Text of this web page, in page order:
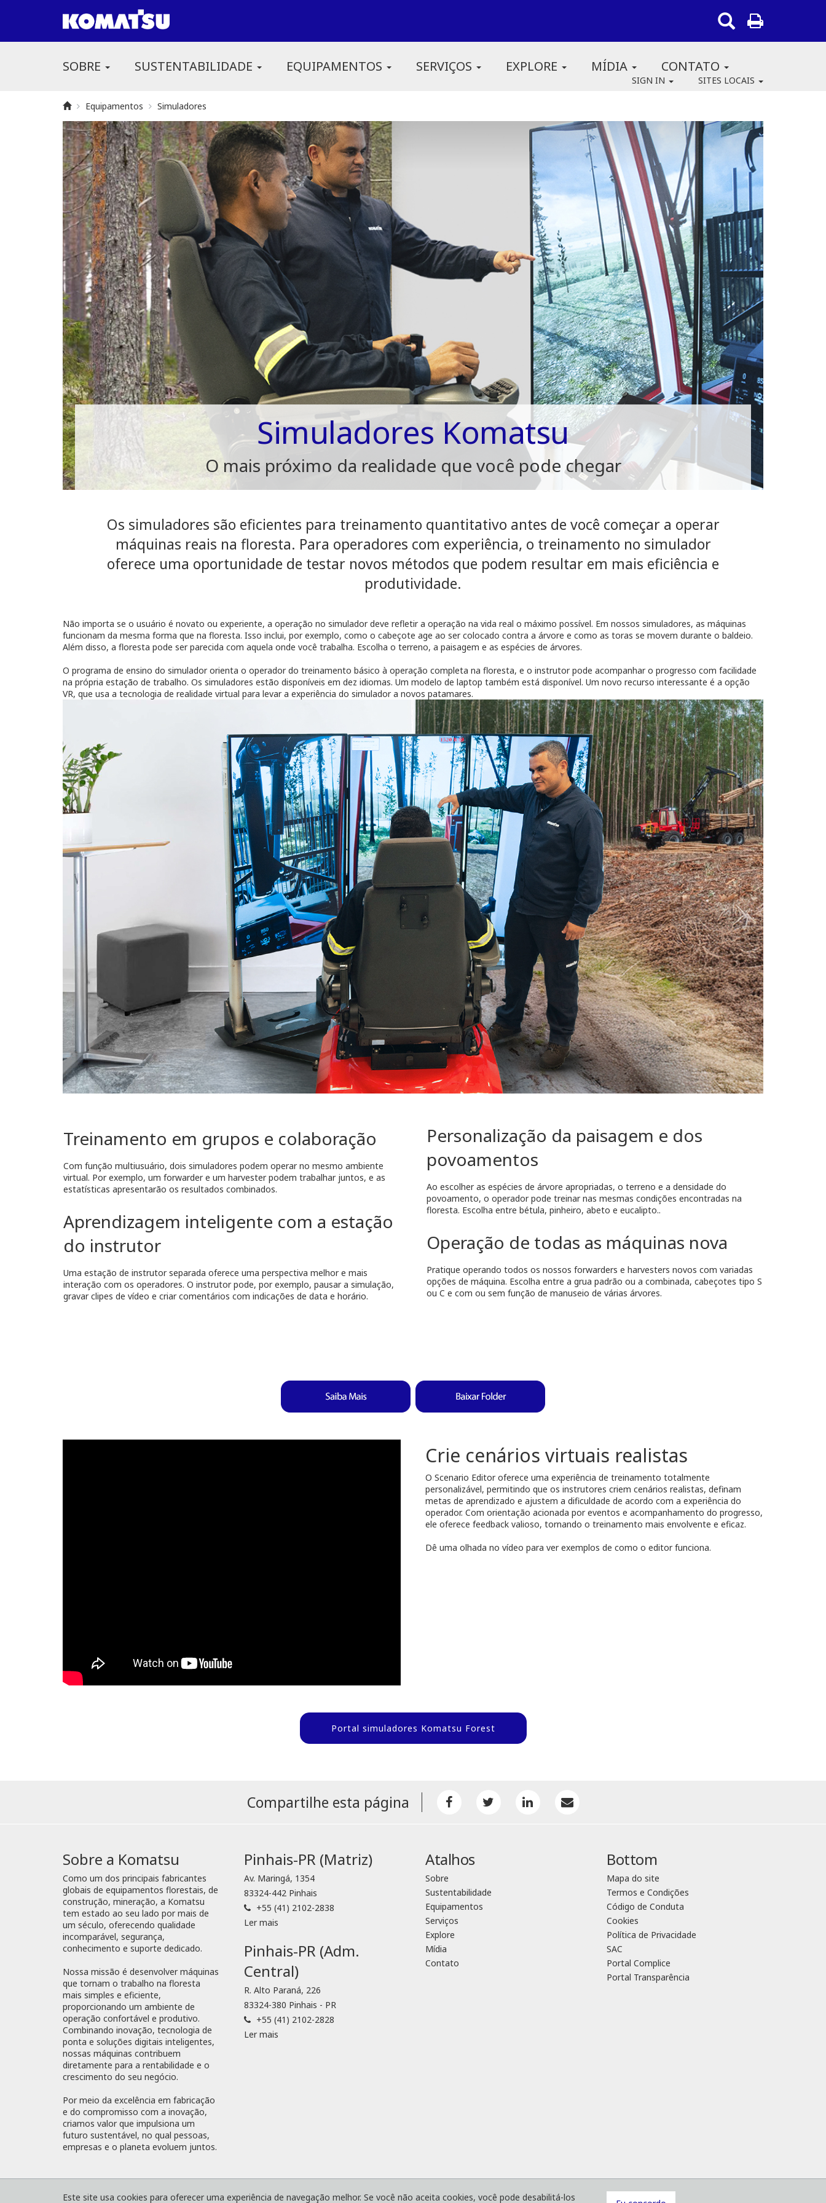
SOBRE SUSTENTABILIDADE EQUIPAMENTOS SERVIÇOS EXPLORE MÍDIA CONTATO
SIGN IN SITES LOCAIS
Equipamentos Simuladores
Simuladores Komatsu
O mais próximo da realidade que você pode chegar
Os simuladores são eficientes para treinamento quantitativo antes de você começar a operar
máquinas reais na floresta. Para operadores com experiência, o treinamento no simulador
oferece uma oportunidade de testar novos métodos que podem resultar em mais eficiência e
produtividade.
Não importa se o usuário é novato ou experiente, a operação no simulador deve refletir a operação na vida real o máximo possível. Em nossos simuladores, as máquinas
funcionam da mesma forma que na floresta. Isso inclui, por exemplo, como o cabeçote age ao ser colocado contra a árvore e como as toras se movem durante o baldeio.
Além disso, a floresta pode ser parecida com aquela onde você trabalha. Escolha o terreno, a paisagem e as espécies de árvores.
O programa de ensino do simulador orienta o operador do treinamento básico à operação completa na floresta, e o instrutor pode acompanhar o progresso com facilidade
na própria estação de trabalho. Os simuladores estão disponíveis em dez idiomas. Um modelo de laptop também está disponível. Um novo recurso interessante é a opção
VR, que usa a tecnologia de realidade virtual para levar a experiência do simulador a novos patamares.
Treinamento em grupos e colaboração
Com função multiusuário, dois simuladores podem operar no mesmo ambiente
virtual. Por exemplo, um forwarder e um harvester podem trabalhar juntos, e as
estatísticas apresentarão os resultados combinados.
Aprendizagem inteligente com a estação
do instrutor
Uma estação de instrutor separada oferece uma perspectiva melhor e mais
interação com os operadores. O instrutor pode, por exemplo, pausar a simulação,
gravar clipes de vídeo e criar comentários com indicações de data e horário.
Personalização da paisagem e dos
povoamentos
Ao escolher as espécies de árvore apropriadas, o terreno e a densidade do
povoamento, o operador pode treinar nas mesmas condições encontradas na
floresta. Escolha entre bétula, pinheiro, abeto e eucalipto..
Operação de todas as máquinas nova
Pratique operando todos os nossos forwarders e harvesters novos com variadas
opções de máquina. Escolha entre a grua padrão ou a combinada, cabeçotes tipo S
ou C e com ou sem função de manuseio de várias árvores.
Crie cenários virtuais realistas
O Scenario Editor oferece uma experiência de treinamento totalmente
personalizável, permitindo que os instrutores criem cenários realistas, definam
metas de aprendizado e ajustem a dificuldade de acordo com a experiência do
operador. Com orientação acionada por eventos e acompanhamento do progresso,
ele oferece feedback valioso, tornando o treinamento mais envolvente e eficaz.
Dê uma olhada no vídeo para ver exemplos de como o editor funciona.
Portal simuladores Komatsu Forest
Compartilhe esta página
Sobre a Komatsu
Como um dos principais fabricantes
globais de equipamentos florestais, de
construção, mineração, a Komatsu
tem estado ao seu lado por mais de
um século, oferecendo qualidade
incomparável, segurança,
conhecimento e suporte dedicado.
Nossa missão é desenvolver máquinas
que tornam o trabalho na floresta
mais simples e eficiente,
proporcionando um ambiente de
operação confortável e produtivo.
Combinando inovação, tecnologia de
ponta e soluções digitais inteligentes,
nossas máquinas contribuem
diretamente para a rentabilidade e o
crescimento do seu negócio.
Por meio da excelência em fabricação
e do compromisso com a inovação,
criamos valor que impulsiona um
futuro sustentável, no qual pessoas,
empresas e o planeta evoluem juntos.
Pinhais-PR (Matriz)
Av. Maringá, 1354
83324-442 Pinhais
+55 (41) 2102-2838
Ler mais
Pinhais-PR (Adm.
Central)
R. Alto Paraná, 226
83324-380 Pinhais - PR
+55 (41) 2102-2828
Ler mais
Atalhos
Sobre
Sustentabilidade
Equipamentos
Serviços
Explore
Mídia
Contato
Bottom
Mapa do site
Termos e Condições
Código de Conduta
Cookies
Política de Privacidade
SAC
Portal Complice
Portal Transparência
® Komatsu Forest Mapa do site Termos e Condições Código de Conduta Cookies Política de Privacidade SAC
Este site usa cookies para oferecer uma experiência de navegação melhor. Se você não aceita cookies, você pode desabilitá-los